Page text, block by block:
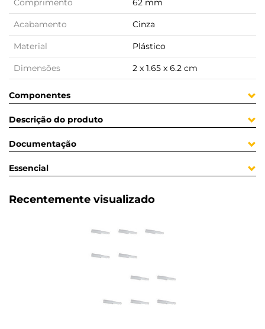
Comprimento 62 mm
Acabamento Cinza
Material Plástico
Dimensões 2 x 1.65 x 6.2 cm
Componentes
Descrição do produto
Documentação
Essencial
Recentemente visualizado